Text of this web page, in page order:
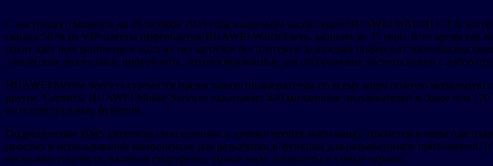
С настоящего момента до 26 октября 2025 года владельцы часов серии HUAWEI WATCH GT 6,
скидку 50 % на VIP-пакеты циферблатов HUAWEI Watch Faces, экономя до 35 евро. В то время как
пакет дает неограниченное количество загрузок без платежей за каждый циферблат, включая
элегантные аналоговые циферблаты, оптимизированные для отображения частоты шагов с
HUAWEI Mobile Services стремится предоставить пользователям по всему миру полную
другое. Сервисы HUAWEI Mobile Services охватывает 440 миллионов пользователей в более чем
интеллектуальных функций.
Подразделение HMS укрепило свои позиции в лучшей тройке мобильных экосистем в мире
простых в использовании компонентов для разработки и функций для разработчиков
несколько устройств, включая смартфоны, умные часы, планшеты и умные экраны.